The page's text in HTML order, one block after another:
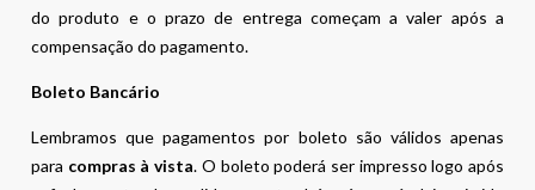
do produto e o prazo de entrega começam a valer após a
compensação do pagamento.
Boleto Bancário
Lembramos que pagamentos por boleto são válidos apenas
para compras à vista. O boleto poderá ser impresso logo após